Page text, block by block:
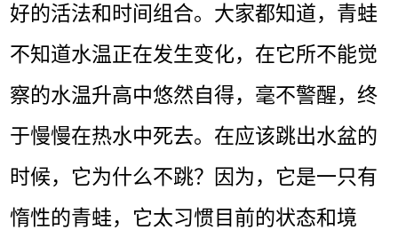
好的活法和时间组合。大家都知道，青蛙
不知道水温正在发生变化，在它所不能觉
察的水温升高中悠然自得，毫不警醒，终
于慢慢在热水中死去。在应该跳出水盆的
时候，它为什么不跳？因为，它是一只有
惰性的青蛙，它太习惯目前的状态和境